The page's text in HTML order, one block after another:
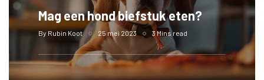
Mag een hond biefstuk eten?
By Rubin Koot 25 mei 2023 3 Mins read